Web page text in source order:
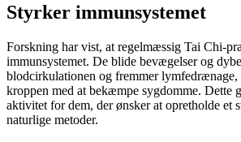
Styrker immunsystemet
Forskning har vist, at regelmæssig Tai Chi-
immunsystemet. De blide bevægelser og
blodcirkulationen og fremmer
kroppen med at bekæmpe sygdomme. Dette
aktivitet for dem, der ønsker at opretholde et
naturlige metoder.